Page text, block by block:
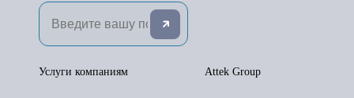
Attek Group
Услуги компаниям